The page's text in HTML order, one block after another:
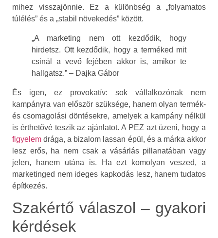
mihez visszajönnie. Ez a különbség a „folyamatos
túlélés” és a „stabil növekedés” között.
„A marketing nem ott kezdődik, hogy
hirdetsz. Ott kezdődik, hogy a terméked mit
csinál a vevő fejében akkor is, amikor te
hallgatsz.” – Dajka Gábor
És igen, ez provokatív: sok vállalkozónak nem
kampányra van először szüksége, hanem olyan termék-
és csomagolási döntésekre, amelyek a kampány nélkül
is érthetővé teszik az ajánlatot. A PEZ azt üzeni, hogy a
figyelem drága, a bizalom lassan épül, és a márka akkor
lesz erős, ha nem csak a vásárlás pillanatában vagy
jelen, hanem utána is. Ha ezt komolyan veszed, a
marketinged nem ideges kapkodás lesz, hanem tudatos
építkezés.
Szakértő válaszol – gyakori
kérdések